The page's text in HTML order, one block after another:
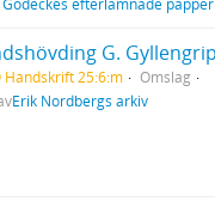
Handskrift 25:6:m
Omslag
Erik Nordbergs arkiv